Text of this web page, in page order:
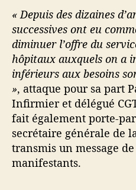
« Depuis des dizaines
successives ont eu
diminuer l’offre du
hôpitaux auxquels on a
inférieurs aux besoins
», attaque pour sa part
Infirmier et délégué
fait également porte-
secrétaire générale de
transmis un message
manifestants.